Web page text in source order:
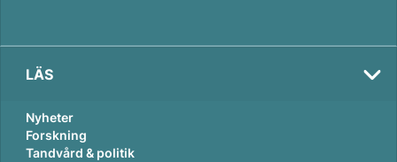
LÄS
Nyheter
Forskning
Tandvård & politik